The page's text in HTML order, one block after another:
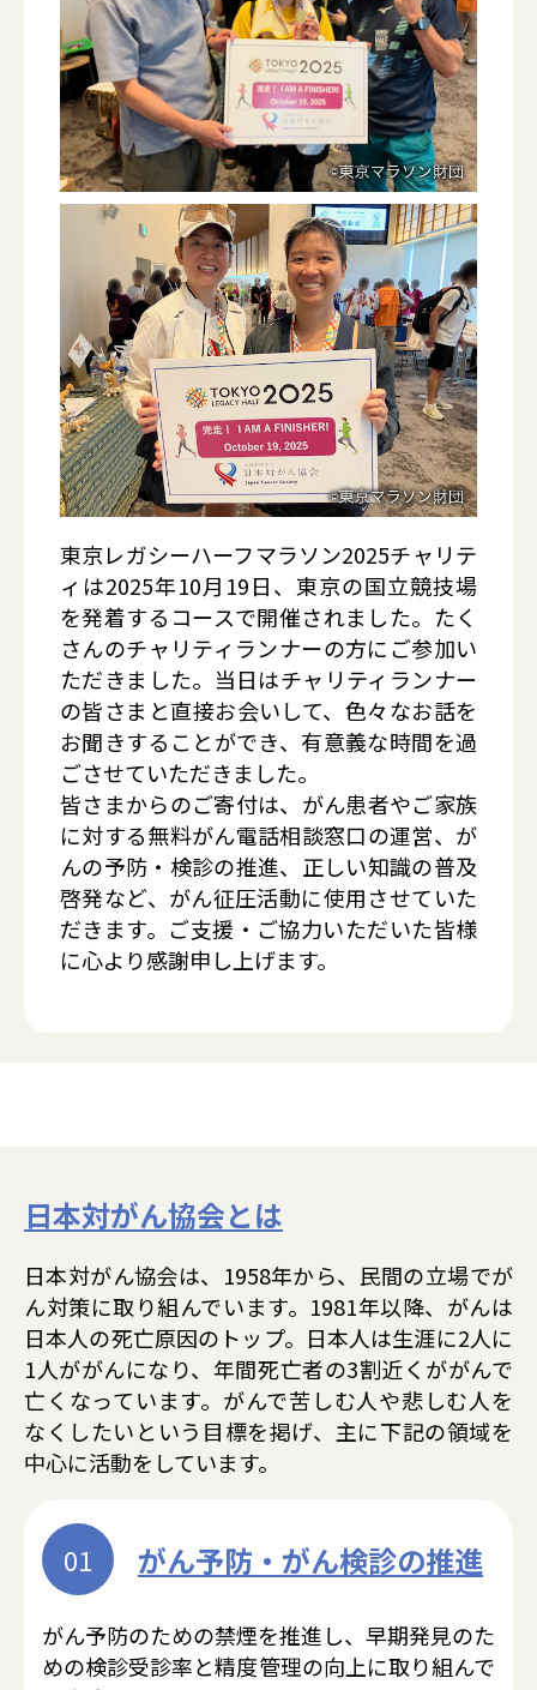
東京レガシーハーフマラソン2025チャリテ
ィは2025年10月19日、東京の国立競技場
を発着するコースで開催されました。たく
さんのチャリティランナーの方にご参加い
ただきました。当日はチャリティランナー
の皆さまと直接お会いして、色々なお話を
お聞きすることができ、有意義な時間を過
ごさせていただきました。
皆さまからのご寄付は、がん患者やご家族
に対する無料がん電話相談窓口の運営、が
んの予防・検診の推進、正しい知識の普及
啓発など、がん征圧活動に使用させていた
だきます。ご支援・ご協力いただいた皆様
に心より感謝申し上げます。
日本対がん協会とは
日本対がん協会は、1958年から、民間の立場でが
ん対策に取り組んでいます。1981年以降、がんは
日本人の死亡原因のトップ。日本人は生涯に2人に
1人ががんになり、年間死亡者の3割近くががんで
亡くなっています。がんで苦しむ人や悲しむ人を
なくしたいという目標を掲げ、主に下記の領域を
中心に活動をしています。
01 がん予防・がん検診の推進
がん予防のための禁煙を推進し、早期発見のた
めの検診受診率と精度管理の向上に取り組んで